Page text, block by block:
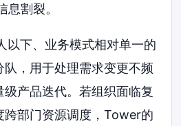
息割裂。
以下、业务模式相对单一的
，用于处理需求变更不频
产品迭代。若组织面临复
跨部门资源调度，Tower的